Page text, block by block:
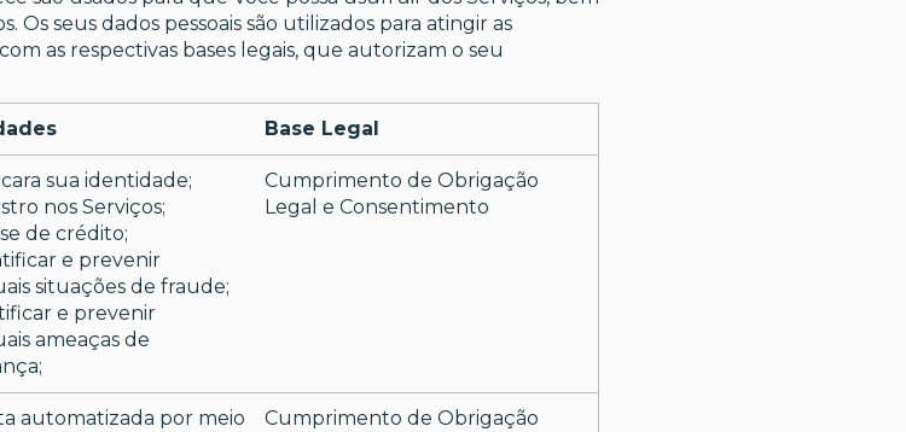
Os seus dados pessoais são utilizados para atingir as
as respectivas bases legais, que autorizam o seu
Base Legal
sua identidade;
nos Serviços;
de crédito;
e prevenir
situações de fraude;
e prevenir
ameaças de
Cumprimento de Obrigação
Legal e Consentimento
automatizada por meio
Cumprimento de Obrigação